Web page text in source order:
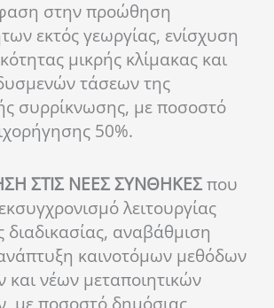
στην προώθηση
εκτός γεωργίας, ενίσχυση
μικρής κλίμακας και
τάσεων της
συρρίκνωσης, με ποσοστό
50%.
ΣΤΙΣ ΝΕΕΣ ΣΥΝΘΗΚΕΣπου
λειτουργίας
αναβάθμιση
καινοτόμων μεθόδων
και νέων μεταποιητικών